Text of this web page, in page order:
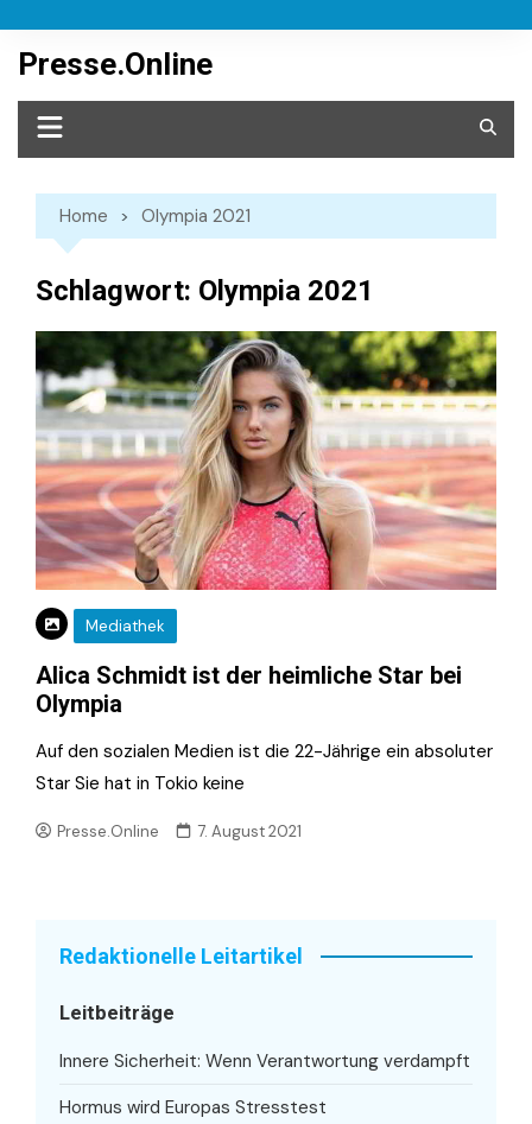
content
Presse.Online
Home Olympia 2021
Schlagwort: Olympia 2021
Mediathek
Alica Schmidt ist der heimliche Star bei
Olympia
Auf den sozialen Medien ist die 22-Jährige ein absoluter
Star Sie hat in Tokio keine
Presse.Online 7. August 2021
Redaktionelle Leitartikel
Leitbeiträge
Innere Sicherheit: Wenn Verantwortung verdampft
Hormus wird Europas Stresstest